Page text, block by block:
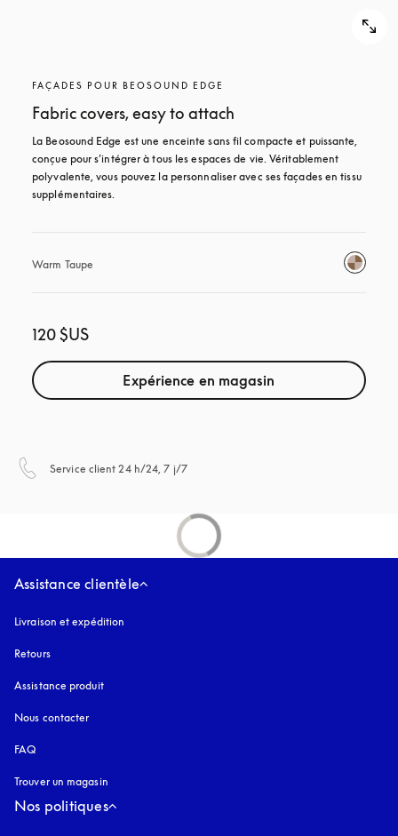
FAÇADES POUR BEOSOUND EDGE
Fabric covers, easy to attach
La Beosound Edge est une enceinte sans fil compacte et puissante,
conçue pour s’intégrer à tous les espaces de vie. Véritablement
polyvalente, vous pouvez la personnaliser avec ses façades en tissu
supplémentaires.
Warm Taupe
120 $US
Expérience en magasin
Service client 24 h/24, 7 j/7s’ouvre dans un nouvel onglet
Assistance clientèle
Livraison et expédition
Retours
Assistance produit
Nous contacter
FAQ
Trouver un magasin
Nos politiques